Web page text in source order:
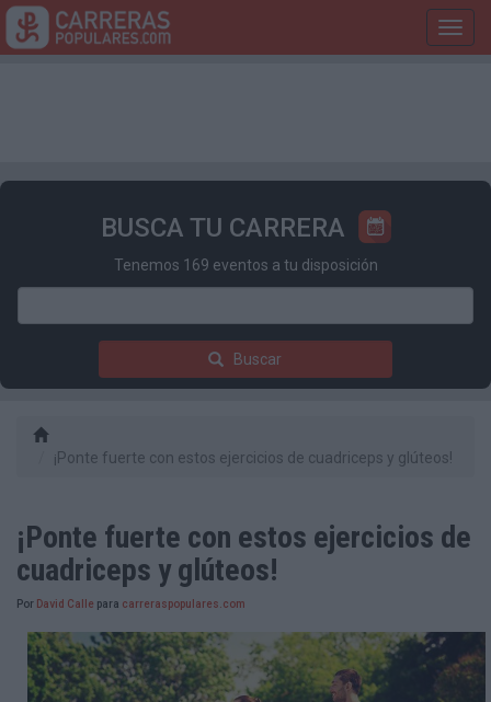
BUSCA TU CARRERA
Tenemos 169 eventos a tu disposición
Buscar
¡Ponte fuerte con estos ejercicios de cuadriceps y glúteos!
¡Ponte fuerte con estos ejercicios de
cuadriceps y glúteos!
Por David Calle para carreraspopulares.com